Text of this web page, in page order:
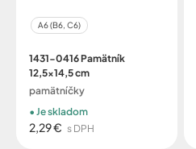
A6 (B6, C6)
1431-0416 Pamätník
12,5x14,5 cm
pamätníčky
2,29 € s DPH
Je skladom